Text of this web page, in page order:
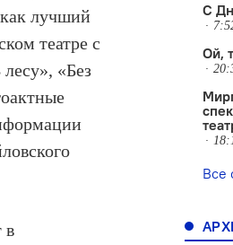
лучший
театре с
«Без
в
С
Ой,
Все